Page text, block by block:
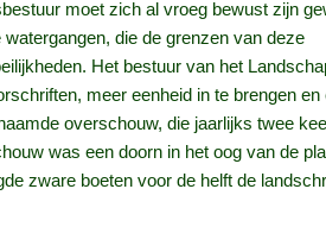
moet zich al vroeg bewust zijn
die de grenzen van deze
Het bestuur van het
meer eenheid in te brengen en
overschouw, die jaarlijks twee
was een doorn in het oog van de
zware boeten voor de helft de